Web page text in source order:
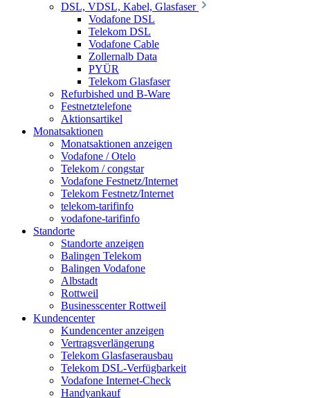
DSL, VDSL, Kabel, Glasfaser
Vodafone DSL
Telekom DSL
Vodafone Cable
Zollernalb Data
PYÜR
Telekom Glasfaser
Refurbished und B-Ware
Festnetztelefone
Aktionsartikel
Monatsaktionen
Monatsaktionen anzeigen
Vodafone / Otelo
Telekom / congstar
Vodafone Festnetz/Internet
Telekom Festnetz/Internet
telekom-tarifinfo
vodafone-tarifinfo
Standorte
Standorte anzeigen
Balingen Telekom
Balingen Vodafone
Albstadt
Rottweil
Businesscenter Rottweil
Kundencenter
Kundencenter anzeigen
Vertragsverlängerung
Telekom Glasfaserausbau
Telekom DSL-Verfügbarkeit
Vodafone Internet-Check
Handyankauf